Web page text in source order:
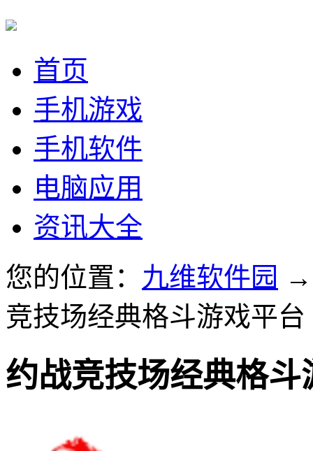
首页
手机游戏
手机软件
电脑应用
资讯大全
您的位置： 九维软件园
竞技场经典格斗游戏平台
约战竞技场经典格斗